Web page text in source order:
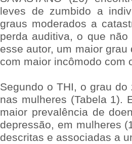
leves de zumbido a
graus moderados a
perda auditiva, o que
esse autor, um maior
com maior incômodo com
Segundo o THI, o grau
nas mulheres (Tabela 1).
maior prevalência de
depressão, em mulheres
descritas e associadas a